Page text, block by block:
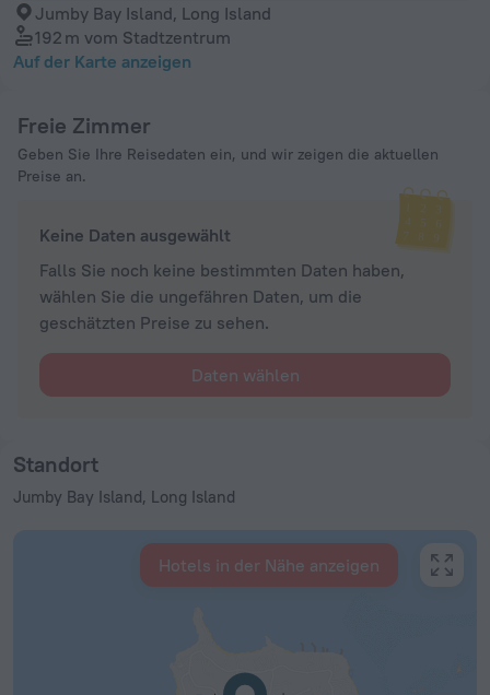
Jumby Bay Island, Long Island
192 m vom Stadtzentrum
Auf der Karte anzeigen
Freie Zimmer
Geben Sie Ihre Reisedaten ein, und wir zeigen die aktuellen
Preise an.
Keine Daten ausgewählt
Falls Sie noch keine bestimmten Daten haben,
wählen Sie die ungefähren Daten, um die
geschätzten Preise zu sehen.
Daten wählen
Standort
Jumby Bay Island, Long Island
Hotels in der Nähe anzeigen